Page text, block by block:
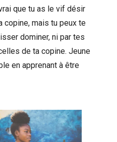
que tu as le vif désir
copine, mais tu peux te
dominer, ni par tes
de ta copine. Jeune
en apprenant à être